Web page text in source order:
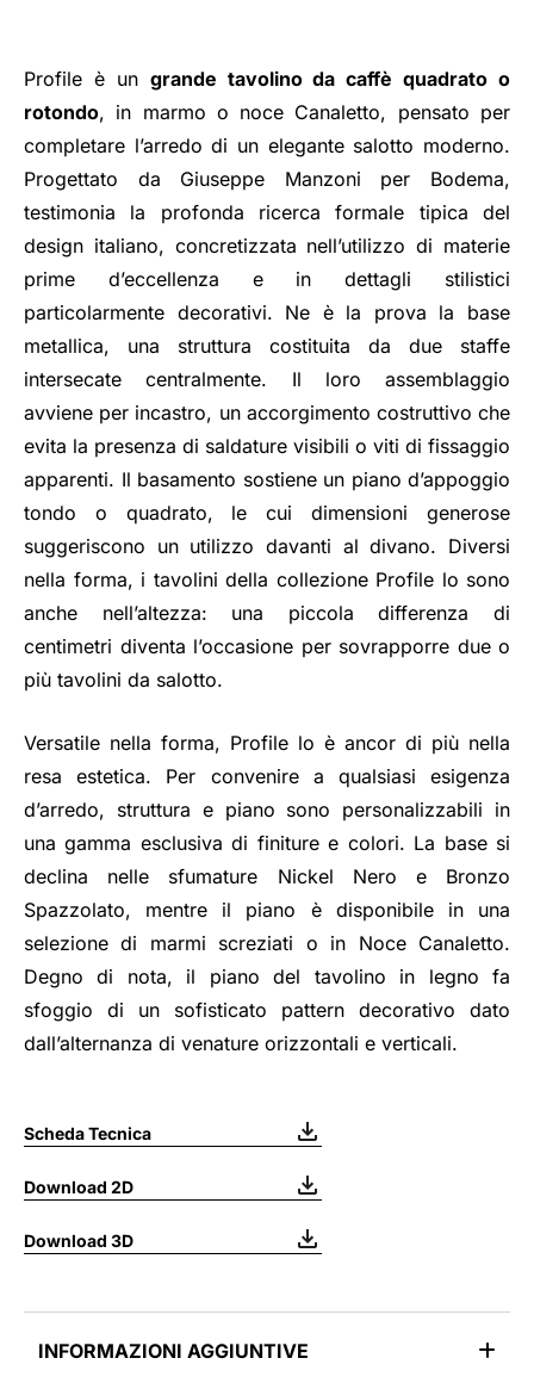
Profile è un grande tavolino da caffè quadrato o
rotondo, in marmo o noce Canaletto, pensato per
completare l’arredo di un elegante salotto moderno.
Progettato da Giuseppe Manzoni per Bodema,
testimonia la profonda ricerca formale tipica del
design italiano, concretizzata nell’utilizzo di materie
prime d’eccellenza e in dettagli stilistici
particolarmente decorativi. Ne è la prova la base
metallica, una struttura costituita da due staffe
intersecate centralmente. Il loro assemblaggio
avviene per incastro, un accorgimento costruttivo che
evita la presenza di saldature visibili o viti di fissaggio
apparenti. Il basamento sostiene un piano d’appoggio
tondo o quadrato, le cui dimensioni generose
suggeriscono un utilizzo davanti al divano. Diversi
nella forma, i tavolini della collezione Profile lo sono
anche nell’altezza: una piccola differenza di
centimetri diventa l’occasione per sovrapporre due o
più tavolini da salotto.
Versatile nella forma, Profile lo è ancor di più nella
resa estetica. Per convenire a qualsiasi esigenza
d’arredo, struttura e piano sono personalizzabili in
una gamma esclusiva di finiture e colori. La base si
declina nelle sfumature Nickel Nero e Bronzo
Spazzolato, mentre il piano è disponibile in una
selezione di marmi screziati o in Noce Canaletto.
Degno di nota, il piano del tavolino in legno fa
sfoggio di un sofisticato pattern decorativo dato
dall’alternanza di venature orizzontali e verticali.
Scheda Tecnica
Download 2D
Download 3D
INFORMAZIONI AGGIUNTIVE